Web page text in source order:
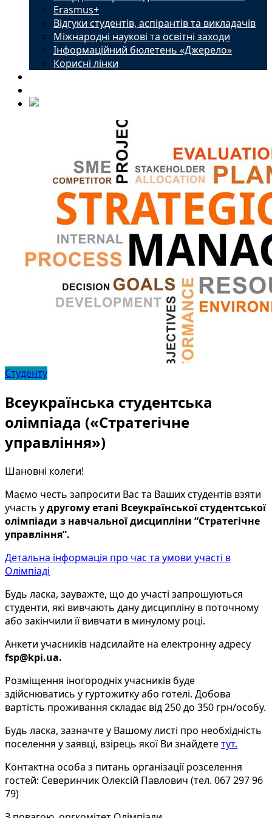
Erasmus+
Відгуки студентів, аспірантів та викладачів
Міжнародні наукові та освітні заходи
Інформаційний бюлетень «Джерело»
Корисні лінки
Студенту
Всеукраїнська студентська
олімпіада («Стратегічне
управління»)
Шановні колеги!
Маємо честь запросити Вас та Ваших студентів взяти
участь удругому етапі Всеукраїнської студентської
олімпіади з навчальної дисципліни “Стратегічне
управління”.
Детальна інформація про час та умови участі в
Олімпіаді
Будь ласка, зауважте, що до участі запрошуються
студенти, які вивчають дану дисципліну в поточному
або закінчили її вивчати в минулому році.
Анкети учасників надсилайте на електронну адресу
fsp@kpi.ua.
Розміщення іногородніх учасників буде
здійснюватись у гуртожитку або готелі. Добова
вартість проживання складає від 250 до 350 грн/особу.
Будь ласка, зазначте у Вашому листі про необхідність
поселення у заявці, взірець якої Ви знайдететут.
Контактна особа з питань організації розселення
гостей: Северинчик Олексій Павлович (тел. 067 297 96
79)